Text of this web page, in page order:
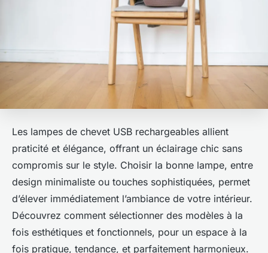
Les lampes de chevet USB rechargeables allient
praticité et élégance, offrant un éclairage chic sans
compromis sur le style. Choisir la bonne lampe, entre
design minimaliste ou touches sophistiquées, permet
d’élever immédiatement l’ambiance de votre intérieur.
Découvrez comment sélectionner des modèles à la
fois esthétiques et fonctionnels, pour un espace à la
fois pratique, tendance, et parfaitement harmonieux.